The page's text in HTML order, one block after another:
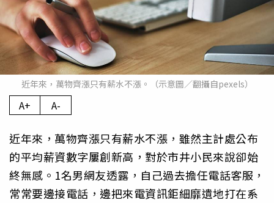
近年來，萬物齊漲只有薪水不漲。（示意圖／翻攝自pexels）
A+ A-
近年來，萬物齊漲只有薪水不漲，雖然主計處公布
的平均薪資數字屢創新高，對於市井小民來說卻始
終無感。1名男網友透露，自己過去擔任電話客服，
常常要邊接電話，邊把來電資訊鉅細靡遺地打在系